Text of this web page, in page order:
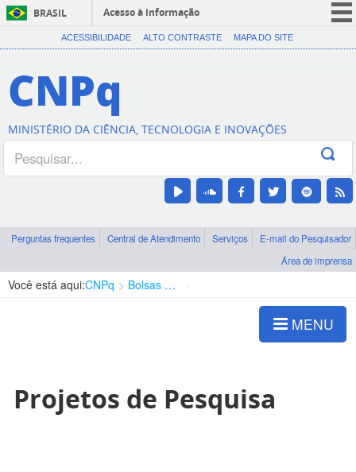
BRASIL
Acesso à informação
CORONAVÍRUS (COVID-19)
Canais
ACESSIBILIDADE ALTO CONTRASTE MAPA DO SITE
CNPq
MINISTÉRIO DA CIÊNCIA, TECNOLOGIA E INOVAÇÕES
Perguntas frequentes Central de Atendimento Serviços
E-mail do Pesquisador
Área de imprensa
Você está aqui:CNPq Bolsas e Auxílios Vigentes
MENU
Projetos de Pesquisa